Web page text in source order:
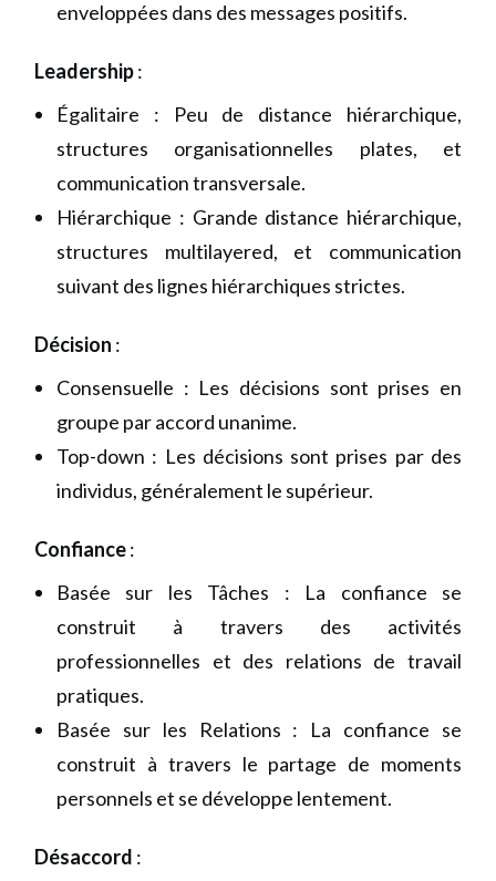
enveloppées dans des messages positifs.
Leadership:
Égalitaire : Peu de distance hiérarchique,
structures organisationnelles plates, et
communication transversale.
Hiérarchique : Grande distance hiérarchique,
structures multilayered, et communication
suivant des lignes hiérarchiques strictes.
Décision :
Consensuelle : Les décisions sont prises en
groupe par accord unanime.
Top-down : Les décisions sont prises par des
individus, généralement le supérieur.
Confiance:
Basée sur les Tâches : La confiance se
construit à travers des activités
professionnelles et des relations de travail
pratiques.
Basée sur les Relations : La confiance se
construit à travers le partage de moments
personnels et se développe lentement.
Désaccord :